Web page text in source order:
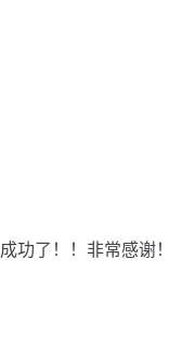
功了！！非常感谢！